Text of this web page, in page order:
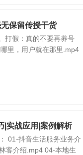
保留传授干货
打假：真的不要再养号
里，用户就在那里.mp4
|实战应用|案例解析
01-抖音生活服务业务介
客介绍.mp4 04-本地生